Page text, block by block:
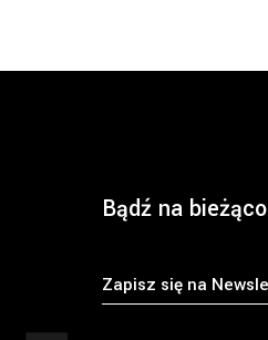
Bądź na bieżąco